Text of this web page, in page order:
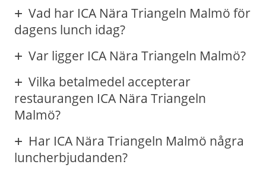
Vad har ICA Nära Triangeln Malmö för
dagens lunch idag?
Var ligger ICA Nära Triangeln Malmö?
Vilka betalmedel accepterar
restaurangen ICA Nära Triangeln
Malmö?
Har ICA Nära Triangeln Malmö några
luncherbjudanden?